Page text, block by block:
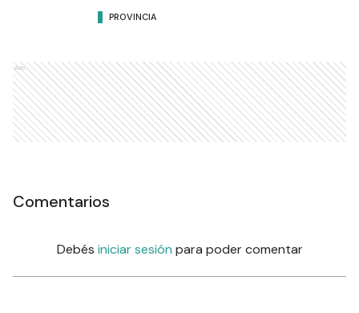
PROVINCIA
Ads
Comentarios
Debés iniciar sesión para poder comentar